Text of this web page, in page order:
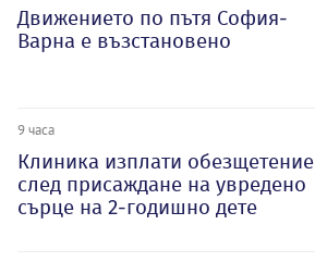
Движението по пътя София-
Варна е възстановено
9 часа
Клиника изплати обезщетение
след присаждане на увредено
сърце на 2-годишно дете